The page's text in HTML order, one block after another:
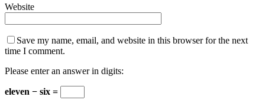
Website
Save my name, email, and website in this browser for the next
time I comment.
Please enter an answer in digits:
eleven − six =